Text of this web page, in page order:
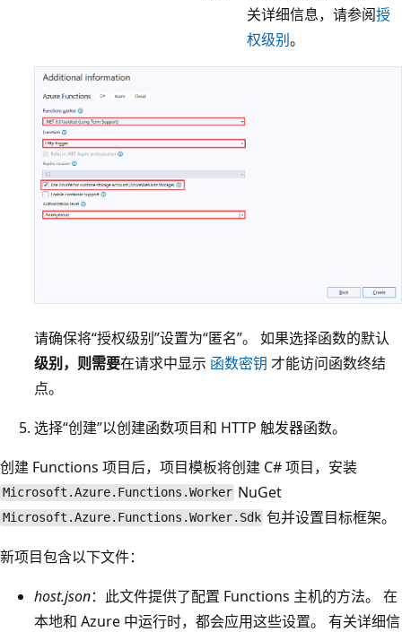
关详细信息，请参阅授
权级别。
请确保将“授权级别”设置为“匿名”。 如果选择函数的默认
级别，则需要在请求中显示 函数密钥 才能访问函数终结
点。
选择“创建”以创建函数项目和 HTTP 触发器函数。
创建 Functions 项目后，项目模板将创建 C# 项目，安装
Microsoft.Azure.Functions.Worker NuGet
Microsoft.Azure.Functions.Worker.Sdk 包并设置目标框架。
新项目包含以下文件：
host.json：此文件提供了配置 Functions 主机的方法。 在
本地和 Azure 中运行时，都会应用这些设置。 有关详细信